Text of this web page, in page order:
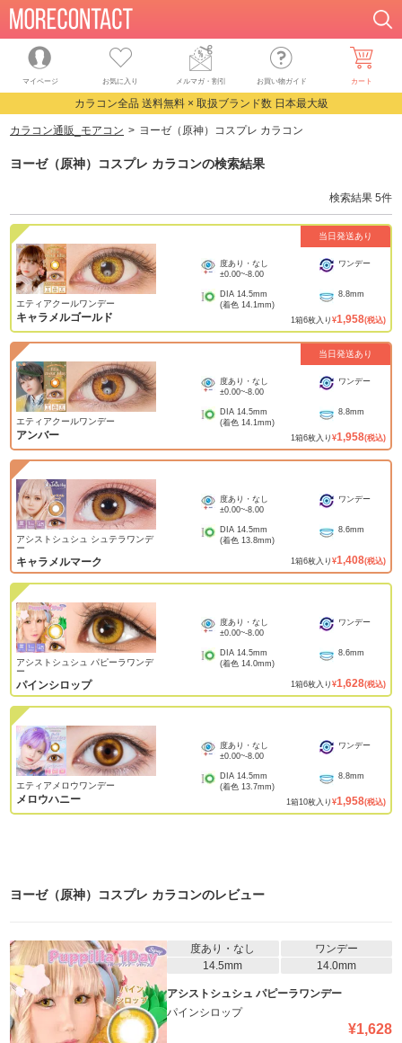
マイページ お気に入り メルマガ・割引 お買い物ガイド カート
カラコン全品 送料無料 × 取扱ブランド数 日本最大級
カラコン通販_モアコン ヨーゼ（原神）コスプレ カラコン
ヨーゼ（原神）コスプレ カラコンの検索結果
検索結果 5件
当日発送あり
エティアクールワンデー
キャラメルゴールド
度あり・なし
±0.00~-8.00
ワンデー
DIA 14.5mm
(着色 14.1mm)
8.8mm
1箱6枚入り ¥1,958(税込)
当日発送あり
エティアクールワンデー
アンバー
度あり・なし
±0.00~-8.00
ワンデー
DIA 14.5mm
(着色 14.1mm)
8.8mm
1箱6枚入り ¥1,958(税込)
アシストシュシュ シュテラワンデ
ー
キャラメルマーク
度あり・なし
±0.00~-8.00
ワンデー
DIA 14.5mm
(着色 13.8mm)
8.6mm
1箱6枚入り ¥1,408(税込)
アシストシュシュ パピーラワンデ
ー
パインシロップ
度あり・なし
±0.00~-8.00
ワンデー
DIA 14.5mm
(着色 14.0mm)
8.6mm
1箱6枚入り ¥1,628(税込)
エティアメロウワンデー
メロウハニー
度あり・なし
±0.00~-8.00
ワンデー
DIA 14.5mm
(着色 13.7mm)
8.8mm
1箱10枚入り ¥1,958(税込)
ヨーゼ（原神）コスプレ カラコンのレビュー
度あり・なし
ワンデー
14.5mm
14.0mm
アシストシュシュ パピーラワンデー
パインシロップ
¥1,628